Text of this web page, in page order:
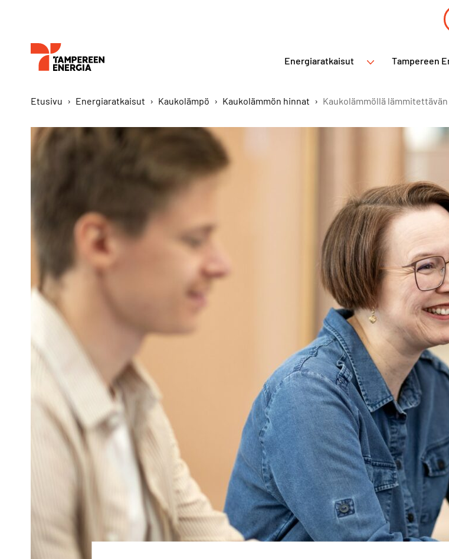
Energiaratkaisut Tampereen
Etusivu › Energiaratkaisut › Kaukolämpö › Kaukolämmön hinnat › Kaukolämmöllä